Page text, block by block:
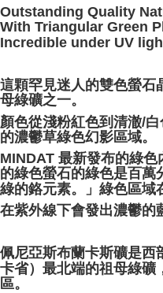
Outstanding Quality
With Triangular Green
Incredible under UV
這顆罕見迷人的雙色螢石
母綠礦之一。
顏色從淺粉紅色到清澈/
的濃鬱草綠色幻影區域。
MINDAT 最新發布的綠
的綠色螢石的綠色是百萬
綠的鉻元素。」綠色區域
在紫外線下會發出濃鬱的
佩尼亞斯布蘭卡斯礦是西
卡省）最北端的祖母綠礦
區。